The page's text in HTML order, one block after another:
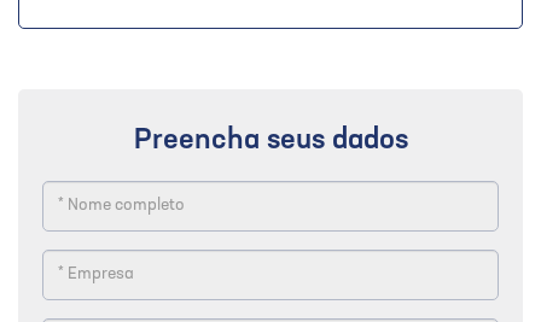
Preencha seus dados